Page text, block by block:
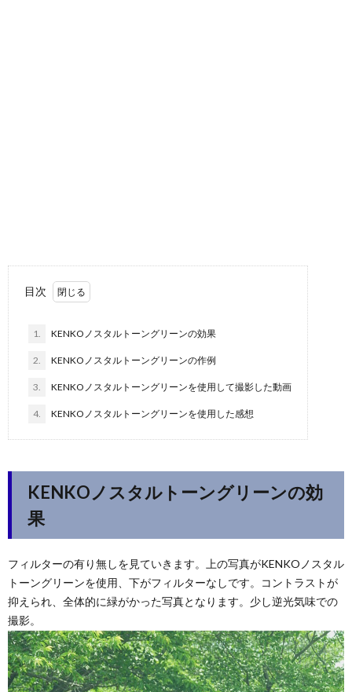
目次
1. KENKOノスタルトーングリーンの効果
2. KENKOノスタルトーングリーンの作例
3. KENKOノスタルトーングリーンを使用して撮影した動画
4. KENKOノスタルトーングリーンを使用した感想
KENKOノスタルトーングリーンの効
果
フィルターの有り無しを見ていきます。上の写真がKENKOノスタル
トーングリーンを使用、下がフィルターなしです。コントラストが
抑えられ、全体的に緑がかった写真となります。少し逆光気味での
撮影。